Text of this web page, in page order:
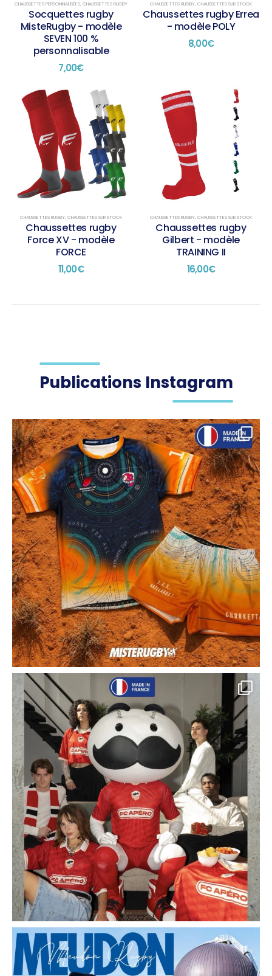
CHAUSSETTES PERSONNALISÉES, CHAUSSETTES RUGBY
Socquettes rugby
MisteRugby - modèle
SEVEN 100 %
personnalisable
7,00€
CHAUSSETTES RUGBY, CHAUSSETTES SUR STOCK
Chaussettes rugby Errea
- modèle POLY
8,00€
CHAUSSETTES RUGBY, CHAUSSETTES SUR STOCK
Chaussettes rugby
Force XV - modèle
FORCE
11,00€
CHAUSSETTES RUGBY, CHAUSSETTES SUR STOCK
Chaussettes rugby
Gilbert - modèle
TRAINING II
16,00€
Publications Instagram